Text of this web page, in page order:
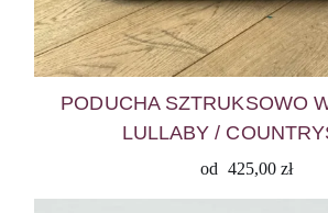
PODUCHA SZTRUKSOWO
LULLABY /
od 425,00 zł